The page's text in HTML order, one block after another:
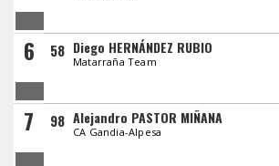
6 58 Diego HERNÁNDEZ RUBIO
Matarraña Team
7 98 Alejandro PASTOR MIÑANA
CA Gandia-Alpesa